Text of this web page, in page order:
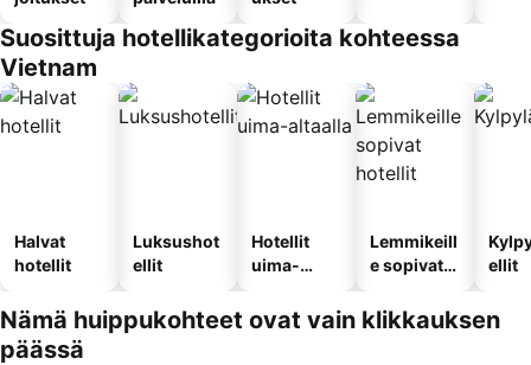
Suosittuja hotellikategorioita kohteessa
Vietnam
Halvat
hotellit
Luksushot
ellit
Hotellit
uima-
Lemmikeill
e sopivat
ellit
Nämä huippukohteet ovat vain klikkauksen
päässä